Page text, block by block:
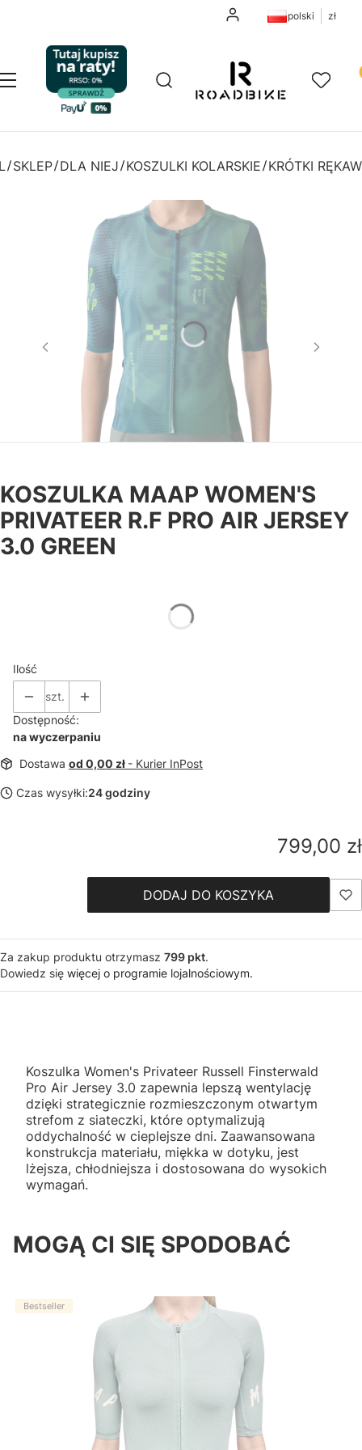
Zaloguj siępolski zł
Menu Otwórz wyszukiwarkę
Szukaj Ulubione
SKLEP DLA NIEJ KOSZULKI KOLARSKIE KRÓTKI RĘKAW
KOSZULKA MAAP WOMEN'S
PRIVATEER R.F PRO AIR JERSEY
3.0 GREEN
Ilość
szt.
Dostępność:
na wyczerpaniu
Dostawa od 0,00 zł - Kurier InPost
Czas wysyłki:24 godziny
Cena
799,00 zł
DODAJ DO KOSZYKA
Za zakup produktu otrzymasz 799 pkt.
Dowiedz się więcej o programie lojalnościowym.
Koszulka Women's Privateer Russell Finsterwald
Pro Air Jersey 3.0 zapewnia lepszą wentylację
dzięki strategicznie rozmieszczonym otwartym
strefom z siateczki, które optymalizują
oddychalność w cieplejsze dni. Zaawansowana
konstrukcja materiału, miękka w dotyku, jest
lżejsza, chłodniejsza i dostosowana do wysokich
wymagań.
MOGĄ CI SIĘ SPODOBAĆ
Bestseller